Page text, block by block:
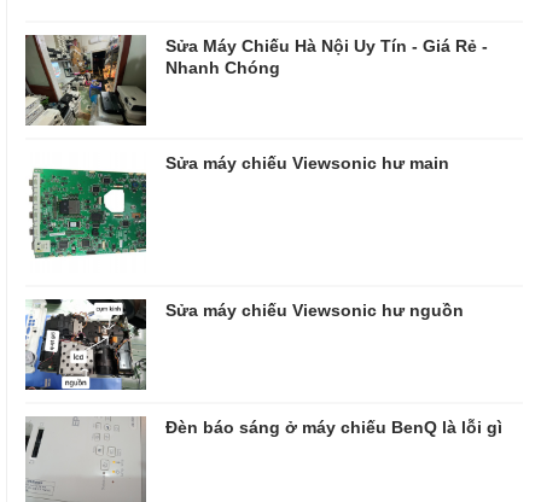
Sửa Máy Chiếu Hà Nội Uy Tín - Giá Rẻ -
Nhanh Chóng
Sửa máy chiếu Viewsonic hư main
Sửa máy chiếu Viewsonic hư nguồn
Đèn báo sáng ở máy chiếu BenQ là lỗi gì